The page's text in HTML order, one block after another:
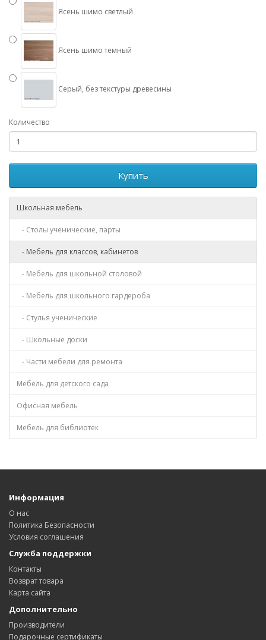
Ясень шимо светлый
Ясень шимо темный
Серый, без текстуры древесины
Количество
Купить
Школьная мебель
- Столы ученические, парты
- Мебель для классов, кабинетов
- Мебель для школьной столовой
- Мебель для школьного гардероба
- Стулья ученические
- Школьные доски
- Части мебели для ремонта
Мебель для детского сада
Офисная мебель
Мебель для библиотек
Информация
О нас
Политика Безопасности
Условия соглашения
Служба поддержки
Контакты
Возврат товара
Карта сайта
Дополнительно
Производители
Подарочные сертификаты